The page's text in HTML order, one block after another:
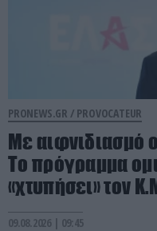
PRONEWS.GR / PROVOCATEUR
Με αιφνιδιασμό
Το πρόγραμμα
«χτυπήσει» τον
09.08.2026 | 09:45